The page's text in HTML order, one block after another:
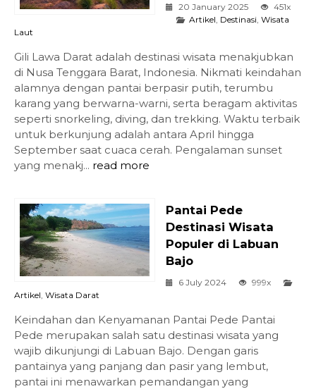
20 January 2025
451x
Artikel Destinasi Wisata
Laut
Gili Lawa Darat adalah destinasi wisata menakjubkan
di Nusa Tenggara Barat, Indonesia. Nikmati keindahan
alamnya dengan pantai berpasir putih, terumbu
karang yang berwarna-warni, serta beragam aktivitas
seperti snorkeling, diving, dan trekking. Waktu terbaik
untuk berkunjung adalah antara April hingga
September saat cuaca cerah. Pengalaman sunset
yang menakj... read more
Pantai Pede
Destinasi Wisata
Populer di Labuan
Bajo
6 July 2024
999x
Artikel Wisata Darat
Keindahan dan Kenyamanan Pantai Pede Pantai
Pede merupakan salah satu destinasi wisata yang
wajib dikunjungi di Labuan Bajo. Dengan garis
pantainya yang panjang dan pasir yang lembut,
pantai ini menawarkan pemandangan yang